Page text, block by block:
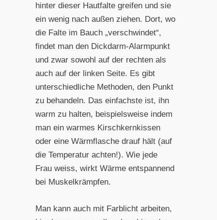
hinter dieser Hautfalte greifen und sie
ein wenig nach außen ziehen. Dort, wo
die Falte im Bauch „verschwindet“,
findet man den Dickdarm-Alarmpunkt
und zwar sowohl auf der rechten als
auch auf der linken Seite. Es gibt
unterschiedliche Methoden, den Punkt
zu behandeln. Das einfachste ist, ihn
warm zu halten, beispielsweise indem
man ein warmes Kirschkernkissen
oder eine Wärmflasche drauf hält (auf
die Temperatur achten!). Wie jede
Frau weiss, wirkt Wärme entspannend
bei Muskelkrämpfen.
Man kann auch mit Farblicht arbeiten,